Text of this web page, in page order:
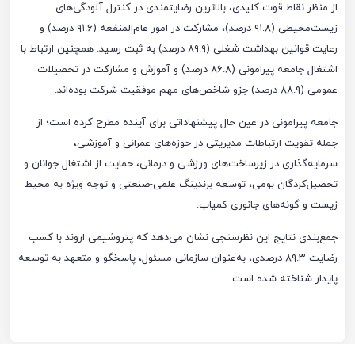
از منظر نقاط قوت کلیدی، بالاترین رضایتمندی در کنترل آلودگی‌های
زیست‌محیطی (۹۱.۸ درصد)، مشارکت در امور عام‌المنفعه (۹۱.۶ درصد) و
رعایت قوانین بهداشت شغلی (۸۹.۹ درصد) به ثبت رسید. همچنین ارتباط با
اشتغال جامعه پیرامونی (۸۶.۸ درصد) و آموزش و مشارکت در تحصیلات
عمومی (۸۸.۹ درصد) جزو شاخص‌های مهم موفقیت شرکت بوده‌اند.
جامعه پیرامونی در عین حال پیشنهاداتی برای آینده مطرح کرده است؛ از
جمله تقویت ارتباطات مدیریتی در حوزه‌های عمرانی و آموزشی،
سرمایه‌گذاری در زیرساخت‌های ورزشی و درمانی، حمایت از اشتغال جوانان و
تحصیل‌کردگان بومی، توسعه برندینگ علمی-صنعتی و توجه ویژه به محیط
زیست و گونه‌های جانوری کمیاب.
جمع‌بندی نتایج این نظرسنجی نشان می‌دهد که پتروشیمی اروند با کسب
رضایت ۸۹.۳ درصدی، به‌عنوان سازمانی مسئول، پاسخگو و متعهد به توسعه
پایدار شناخته شده است.